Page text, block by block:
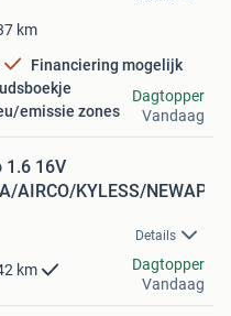
km
Financiering mogelijk
emissie zones
Dagtopper
Vandaag
1.6 16V
AIRCO/KYLESS/NEWAPK/
Details
km
Dagtopper
Vandaag